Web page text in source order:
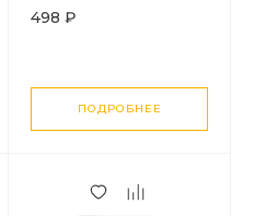
498 ₽
ПОДРОБНЕЕ